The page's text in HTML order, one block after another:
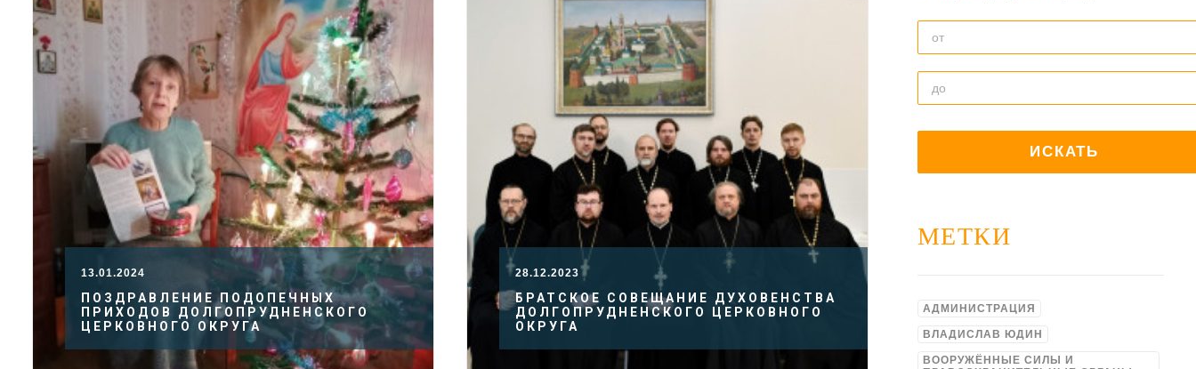
13.01.2024
ПОЗДРАВЛЕНИЕ ПОДОПЕЧНЫХ
ПРИХОДОВ ДОЛГОПРУДНЕНСКОГО
ЦЕРКОВНОГО ОКРУГА
28.12.2023
БРАТСКОЕ СОВЕЩАНИЕ ДУХОВЕНСТВА
ДОЛГОПРУДНЕНСКОГО ЦЕРКОВНОГО
ОКРУГА
МЕТКИ
АДМИНИСТРАЦИЯ
ВЛАДИСЛАВ ЮДИН
ВООРУЖЁННЫЕ СИЛЫ И